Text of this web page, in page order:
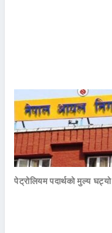
पेट्रोलियम पदार्थको मुल्य घट्यो